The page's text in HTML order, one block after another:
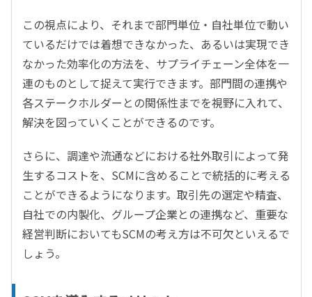
この視点により、それまで部門単位・自社単位で動い
ているだけでは着想できなかった、あるいは実現でき
なかった効率化の方法を、サプライチェーン全体を一
連のものとして捉えて実行できます。部門間の連携や
各ステークホルダーとの関係性までを視野に入れて、
解決を図っていくことができるのです。
さらに、調達や流通などにおける社外取引によって発
生するコストを、SCMに含めることで統括的に考える
ことができるようになります。取引先の選定や精査、
自社での内製化、グループ企業との連携など、重要な
経営判断においてもSCMの考え方は不可欠といえるで
しょう。